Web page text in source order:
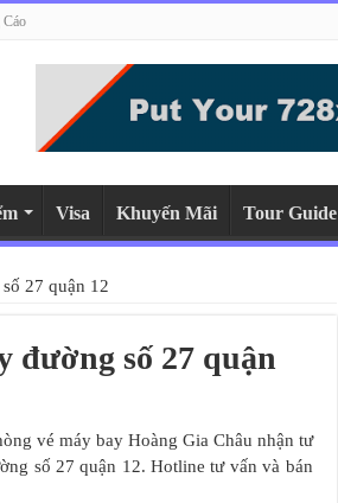
Cáo
Visa Khuyến Mãi Tour Guide
27 quận 12
đường số 27 quận
vé máy bay Hoàng Gia Châu nhận tư
số 27 quận 12. Hotline tư vấn và bán